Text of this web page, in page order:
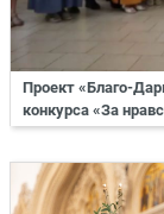
Проект «Благо-
конкурса «За